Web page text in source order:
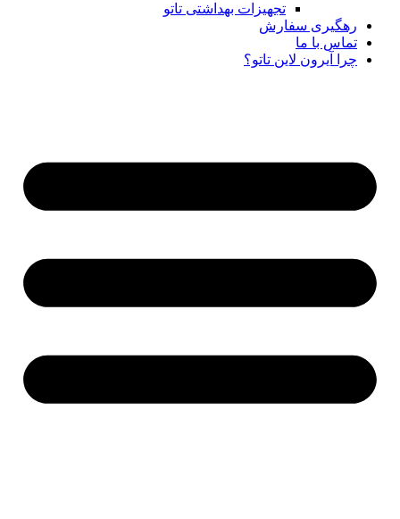
تجهیزات بهداشتی تاتو
رهگیری سفارش
تماس با ما
چرا آیرون لاین تاتو؟